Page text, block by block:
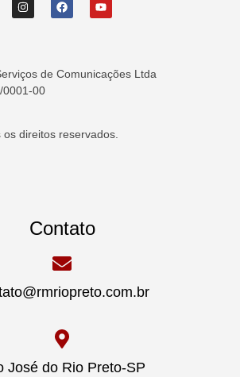
de Comunicações Ltda
0001-00
direitos reservados.
Contato
José do Rio Preto-SP